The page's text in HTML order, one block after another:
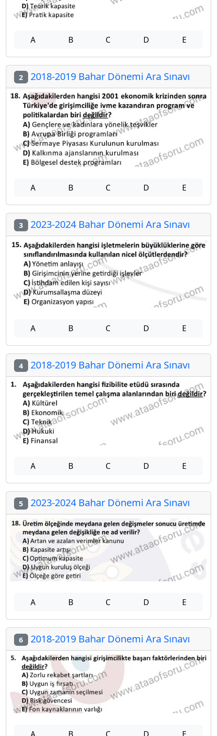
A B C D E
2 2018-2019 Bahar Dönemi Ara Sınavı
A B C D E
3 2023-2024 Bahar Dönemi Ara Sınavı
A B C D E
4 2018-2019 Bahar Dönemi Ara Sınavı
A B C D E
5 2023-2024 Bahar Dönemi Ara Sınavı
A B C D E
6 2018-2019 Bahar Dönemi Ara Sınavı